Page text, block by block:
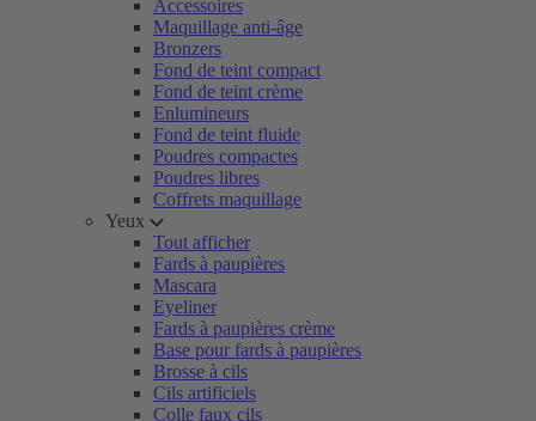
Accessoires
Maquillage anti-âge
Bronzers
Fond de teint compact
Fond de teint crème
Enlumineurs
Fond de teint fluide
Poudres compactes
Poudres libres
Coffrets maquillage
Yeux
Tout afficher
Fards à paupières
Mascara
Eyeliner
Fards à paupières crème
Base pour fards à paupières
Brosse à cils
Cils artificiels
Colle faux cils